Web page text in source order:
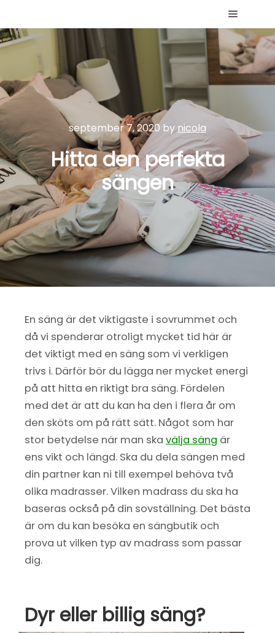
Main
september 7, 2020 by nicola
Hitta den perfekta
sängen
En säng är det viktigaste i sovrummet och
då vi spenderar otroligt mycket tid här är
det viktigt med en säng som vi verkligen
trivs i. Därför bör du lägga ner mycket energi
på att hitta en riktigt bra säng. Fördelen
med det är att du kan ha den i flera år om
den sköts om på rätt sätt. Något som har
stor betydelse när man ska välja säng är
ens vikt och längd. Ska du dela sängen med
din partner kan ni till exempel behöva två
olika madrasser. Vilken madrass du ska ha
baseras också på din sovställning. Det bästa
är om du kan besöka en sängbutik och
prova ut vilken typ av madrass som passar
dig.
Dyr eller billig säng?